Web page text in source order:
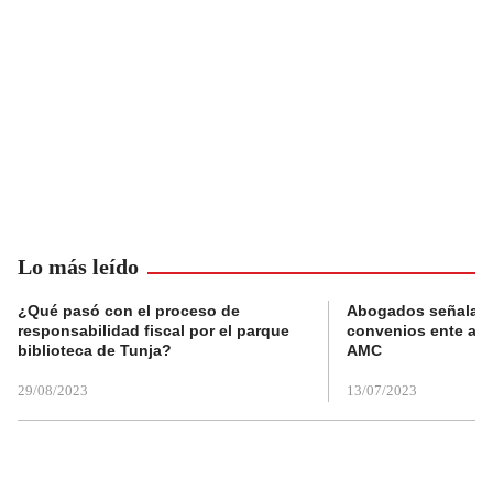
Lo más leído
¿Qué pasó con el proceso de
responsabilidad fiscal por el parque
biblioteca de Tunja?
29/08/2023
Abogados
convenios ente
AMC
13/07/2023